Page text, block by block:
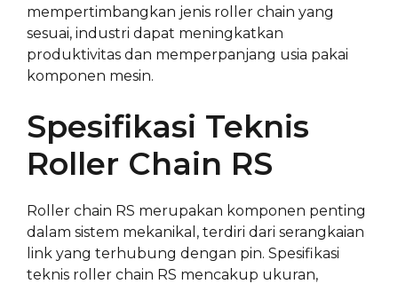
mempertimbangkan jenis roller chain yang
sesuai, industri dapat meningkatkan
produktivitas dan memperpanjang usia pakai
komponen mesin.
Spesifikasi Teknis
Roller Chain RS
Roller chain RS merupakan komponen penting
dalam sistem mekanikal, terdiri dari serangkaian
link yang terhubung dengan pin. Spesifikasi
teknis roller chain RS mencakup ukuran,